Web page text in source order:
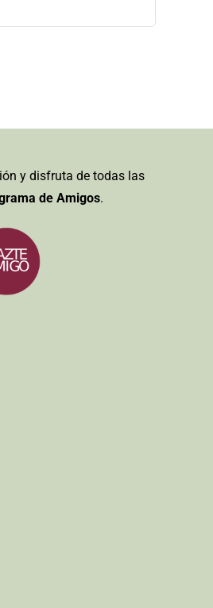
y disfruta de todas las
de Amigos.